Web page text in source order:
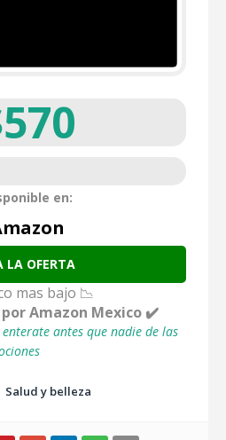
en:
LA OFERTA
mas bajo 📉
Amazon Mexico ✔️
enterate antes que nadie de las
Salud y belleza